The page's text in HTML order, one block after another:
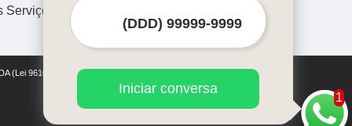
Serviços
(Lei 9610 de 19/02/1998)
1
Iniciar conversa